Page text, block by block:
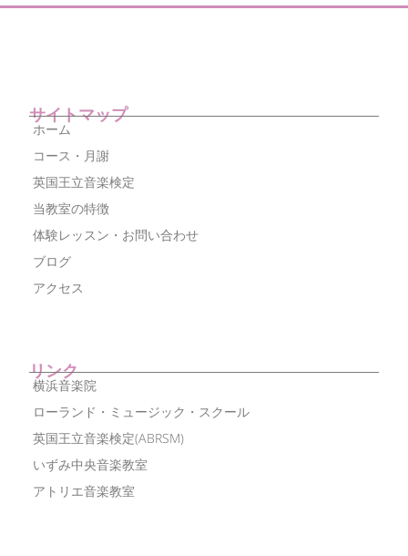
サイトマップ
ホーム
コース・月謝
英国王立音楽検定
当教室の特徴
体験レッスン・お問い合わせ
ブログ
アクセス
リンク
横浜音楽院
ローランド・ミュージック・スクール
英国王立音楽検定(ABRSM)
いずみ中央音楽教室
アトリエ音楽教室